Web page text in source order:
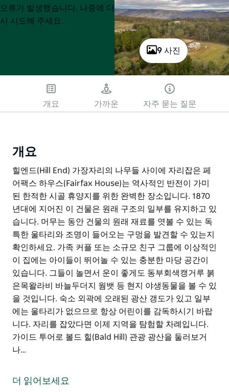
9 사진
List
List
오류가 발생했습니다. 나중에 다
시 시도해 주세요.
개요 가까운 자주 묻는 질문
개요
힐엔드(Hill End) 가장자리의 나무들 사이에 자리잡은 페
어팩스 하우스(Fairfax House)는 역사적인 반전이 가미
된 한적한 시골 휴양지를 위한 완벽한 장소입니다. 1870
년대에 지어진 이 건물은 원래 구조의 일부를 유지하고 있
습니다. 머무는 동안 건물의 원래 재료를 엿볼 수 있는 독
특한 울타리와 조명이 들어오는 구멍을 발견할 수 있는지
확인하세요. 가족 커플 또는 소규모 친구 그룹에 이상적인
이 집에는 아이들이 뛰어놀 수 있는 충분한 마당 공간이
있습니다. 그들이 놀면서 운이 좋게도 동부회색캥거루 붉
은목왈라비 바늘두더지 웜뱃 등 현지 야생동물을 볼 수 있
을 것입니다. 숙소 외곽에 오래된 광산 갱도가 있고 일부
에는 울타리가 없으므로 항상 어린이를 감독하시기 바랍
니다. 자리를 잡았다면 이제 지역을 탐험할 차례입니다.
가이드 투어로 볼드 힐(Bald Hill) 관광 광산을 둘러보거
나…
어팩스 하우스(Fairfax House)는 역사적인 반전이 가미
더 읽어보세요